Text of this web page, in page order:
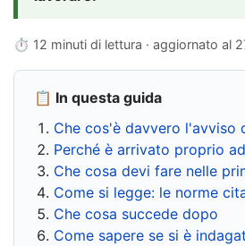
⏱ 12 minuti di lettura · aggiornato al
📋 In questa guida
Che cos'è davvero l'avviso
Perché è arrivato proprio
Che cosa devi fare nelle
Come si legge: le norme
Che cosa succede dopo
Come sapere se si è